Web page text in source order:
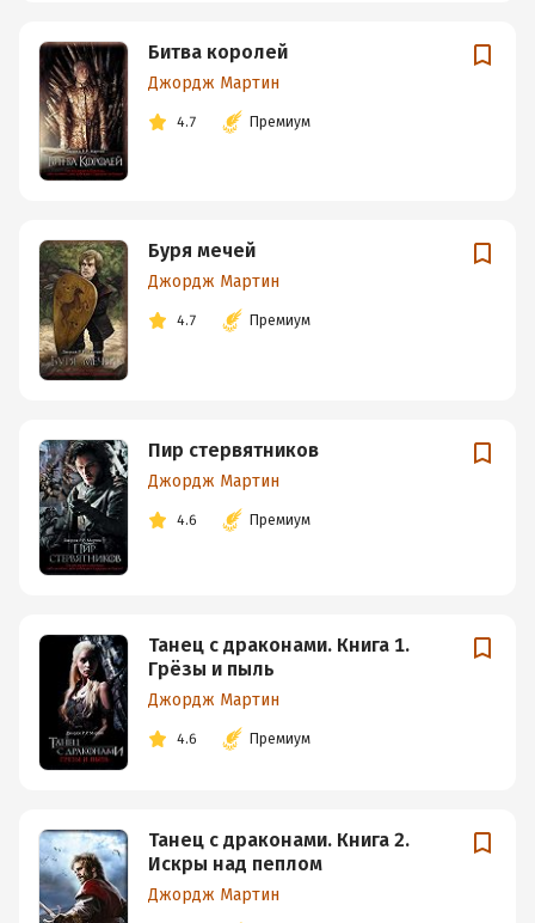
Битва королей
Джордж Мартин
4.7 Премиум
Буря мечей
Джордж Мартин
4.7 Премиум
Пир стервятников
Джордж Мартин
4.6 Премиум
Танец с драконами. Книга 1.
Грёзы и пыль
Джордж Мартин
4.6 Премиум
Танец с драконами. Книга 2.
Искры над пеплом
Джордж Мартин